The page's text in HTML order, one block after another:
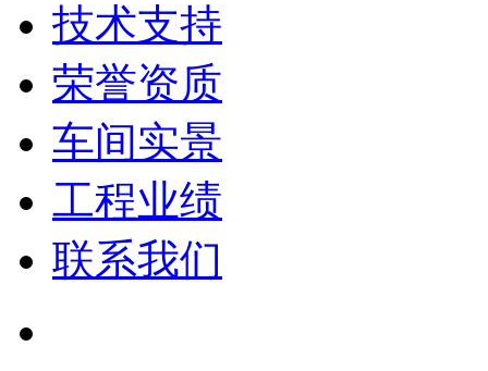
技术支持
荣誉资质
车间实景
工程业绩
联系我们